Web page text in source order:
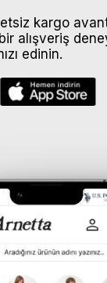
kargo
alışveriş
edinin.